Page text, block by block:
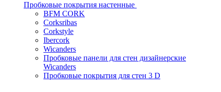
Пробковые покрытия настенные
BFM CORK
Corksribas
Corkstyle
Ibercork
Wicanders
Пробковые панели для стен дизайнерские
Wicanders
Пробковые покрытия для стен 3 D